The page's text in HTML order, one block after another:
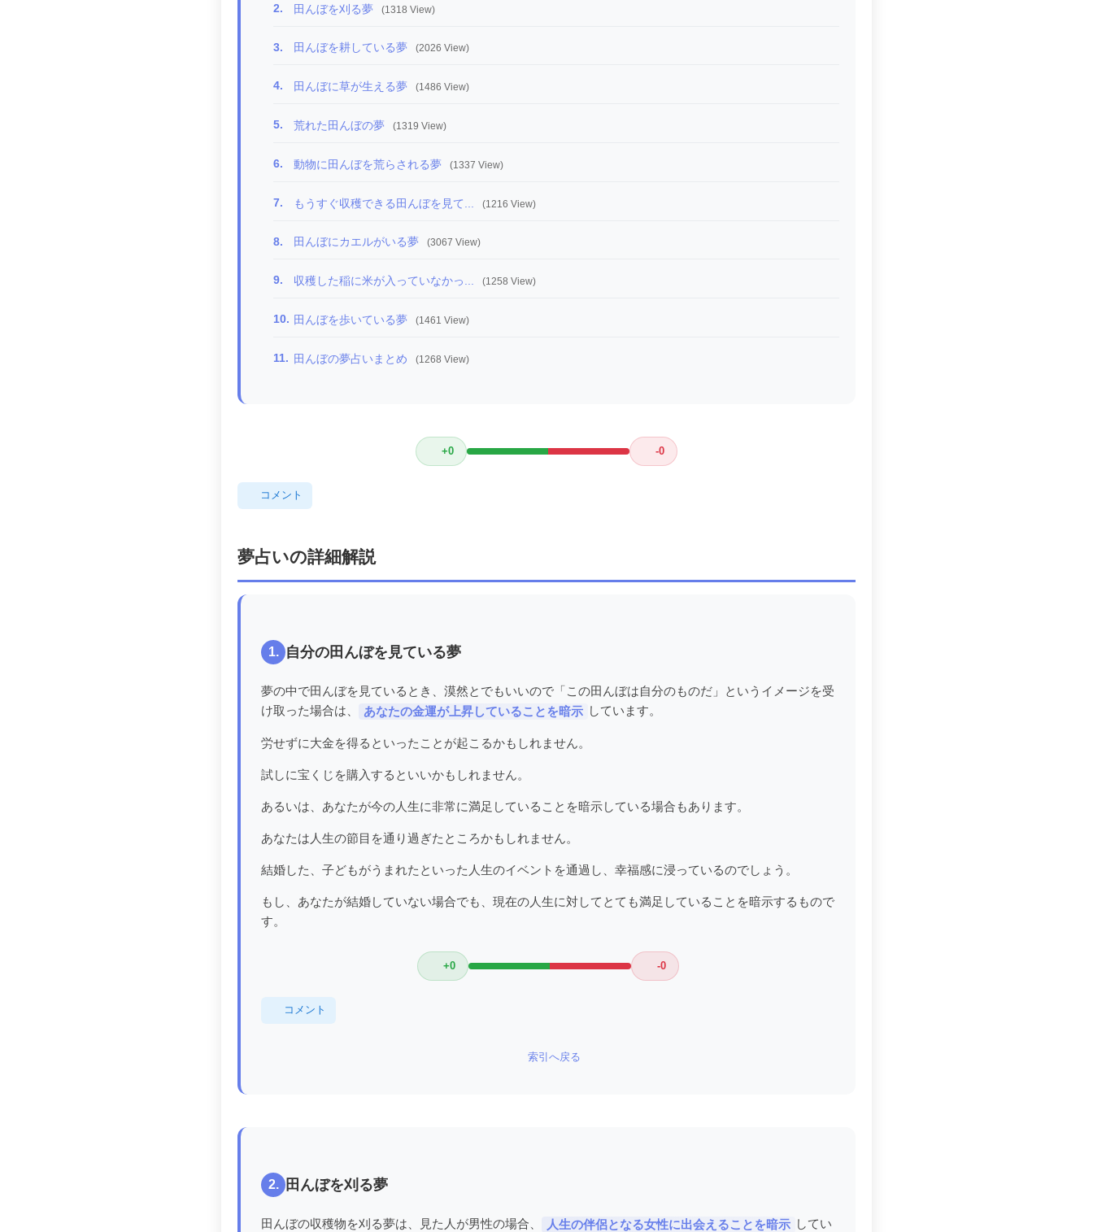
2. 田んぼを刈る夢 (1318 View)
3. 田んぼを耕している夢 (2026 View)
4. 田んぼに草が生える夢 (1486 View)
5. 荒れた田んぼの夢 (1319 View)
6. 動物に田んぼを荒らされる夢 (1337 View)
7. もうすぐ収穫できる田んぼを見て... (1216 View)
8. 田んぼにカエルがいる夢 (3067 View)
9. 収穫した稲に米が入っていなかっ... (1258 View)
10. 田んぼを歩いている夢 (1461 View)
11. 田んぼの夢占いまとめ (1268 View)
+0 -0
コメント
夢占いの詳細解説
1. 自分の田んぼを見ている夢
夢の中で田んぼを見ているとき、漠然とでもいいので「この田んぼは自分のものだ」というイメージを受
け取った場合は、
あなたの金運が上昇していることを暗示 しています。
労せずに大金を得るといったことが起こるかもしれません。
試しに宝くじを購入するといいかもしれません。
あるいは、あなたが今の人生に非常に満足していることを暗示している場合もあります。
あなたは人生の節目を通り過ぎたところかもしれません。
結婚した、子どもがうまれたといった人生のイベントを通過し、幸福感に浸っているのでしょう。
もし、あなたが結婚していない場合でも、現在の人生に対してとても満足していることを暗示するもので
す。
+0 -0
コメント
索引へ戻る
2. 田んぼを刈る夢
田んぼの収穫物を刈る夢は、見た人が男性の場合、 人生の伴侶となる女性に出会えることを暗示 してい